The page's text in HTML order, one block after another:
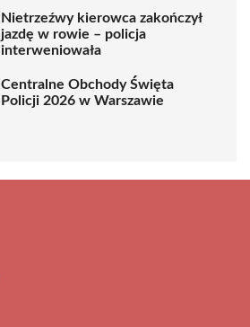
Nietrzeźwy kierowca zakończył
jazdę w rowie – policja
interweniowała
Centralne Obchody Święta
Policji 2026 w Warszawie